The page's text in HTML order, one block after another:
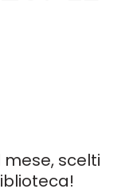
scelti